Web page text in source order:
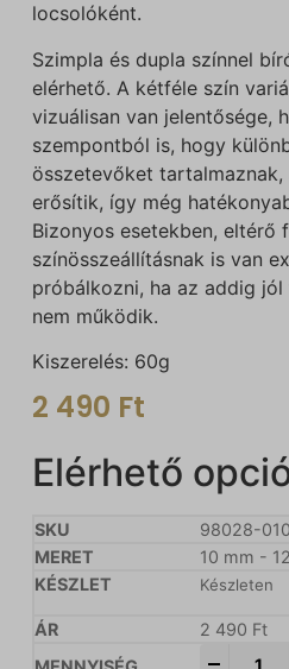
locsolóként.
Szimpla és dupla színnel
elérhető. A kétféle szín
vizuálisan van jelentősége,
szempontból is, hogy
összetevőket
erősítik, így még
Bizonyos esetekben,
színösszeállításnak is van
próbálkozni, ha az addig
nem működik.
Kiszerelés: 60g
2 490 Ft
Elérhető
98028-010
10 mm -
Készleten
2 490 Ft